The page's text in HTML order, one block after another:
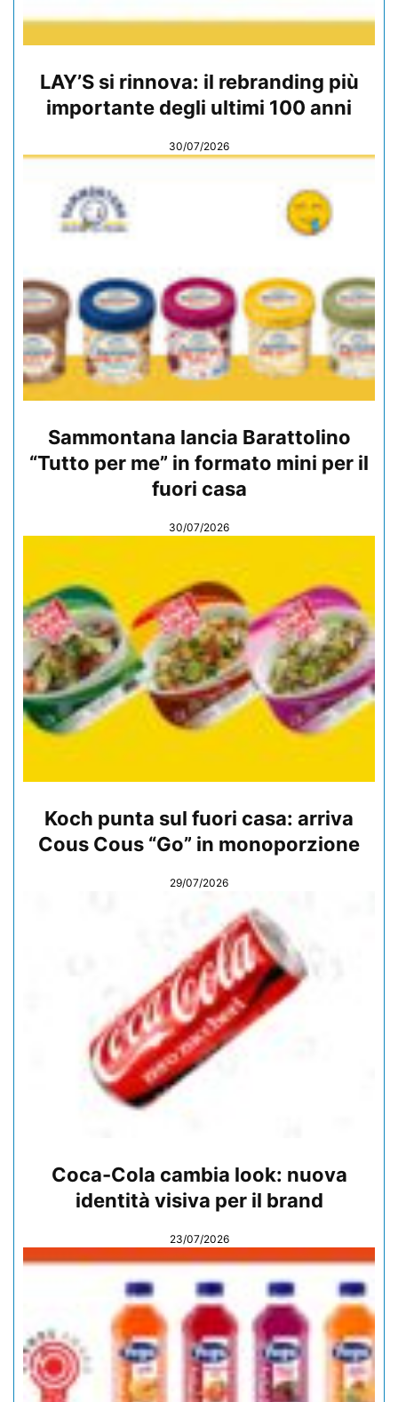
LAY’S si rinnova: il rebranding più
importante degli ultimi 100 anni
30/07/2026
Sammontana lancia Barattolino
“Tutto per me” in formato mini per il
fuori casa
30/07/2026
Koch punta sul fuori casa: arriva
Cous Cous “Go” in monoporzione
29/07/2026
Coca-Cola cambia look: nuova
identità visiva per il brand
23/07/2026